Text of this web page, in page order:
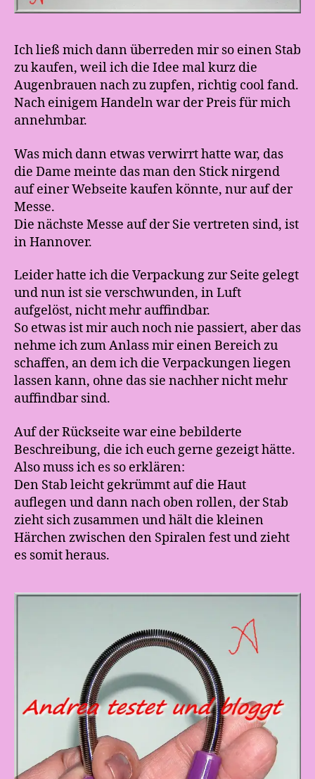
Ich ließ mich dann überreden mir so einen Stab
zu kaufen, weil ich die Idee mal kurz die
Augenbrauen nach zu zupfen, richtig cool fand.
Nach einigem Handeln war der Preis für mich
annehmbar.
Was mich dann etwas verwirrt hatte war, das
die Dame meinte das man den Stick nirgend
auf einer Webseite kaufen könnte, nur auf der
Messe.
Die nächste Messe auf der Sie vertreten sind, ist
in Hannover.
Leider hatte ich die Verpackung zur Seite gelegt
und nun ist sie verschwunden, in Luft
aufgelöst, nicht mehr auffindbar.
So etwas ist mir auch noch nie passiert, aber das
nehme ich zum Anlass mir einen Bereich zu
schaffen, an dem ich die Verpackungen liegen
lassen kann, ohne das sie nachher nicht mehr
auffindbar sind.
Auf der Rückseite war eine bebilderte
Beschreibung, die ich euch gerne gezeigt hätte.
Also muss ich es so erklären:
Den Stab leicht gekrümmt auf die Haut
auflegen und dann nach oben rollen, der Stab
zieht sich zusammen und hält die kleinen
Härchen zwischen den Spiralen fest und zieht
es somit heraus.